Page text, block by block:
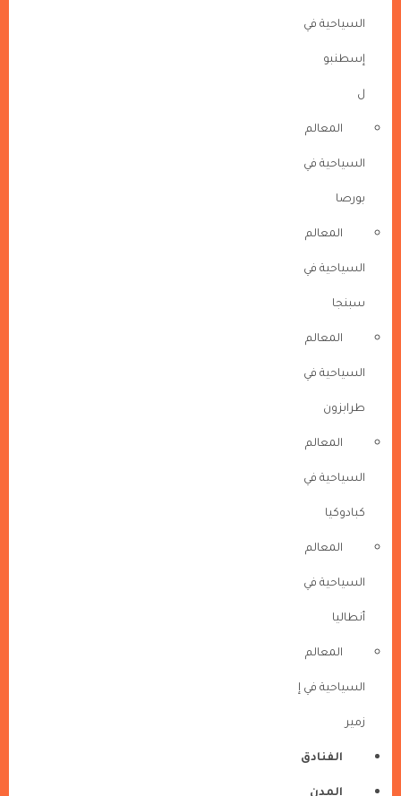
السياحية في
إسطنبو
ل
المعالم
السياحية في
بورصا
المعالم
السياحية في
سبنجا
المعالم
السياحية في
طرابزون
المعالم
السياحية في
كبادوكيا
المعالم
السياحية في
أنطاليا
المعالم
السياحية في إ
زمير
الفنادق
المدن